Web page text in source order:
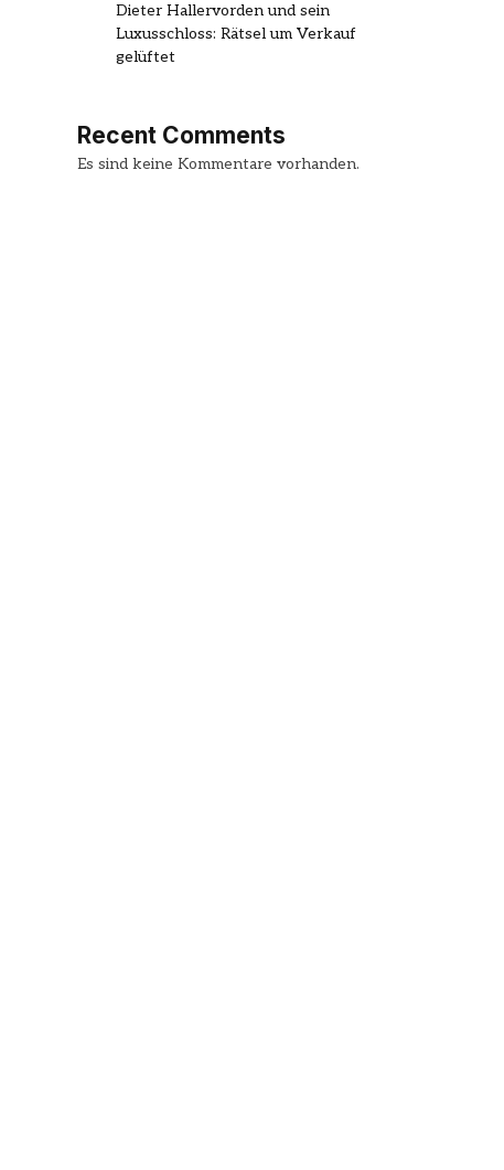
Dieter Hallervorden und sein
Luxusschloss: Rätsel um Verkauf
gelüftet
Recent Comments
Es sind keine Kommentare vorhanden.